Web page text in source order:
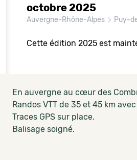
octobre 2025
Auvergne-Rhône-Alpes Puy-
Cette édition 2025 est
En auvergne au cœur des
Randos VTT de 35 et 45 km
Traces GPS sur place.
Balisage soigné.